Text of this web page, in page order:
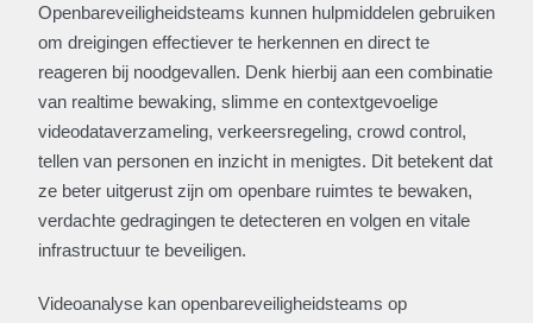
Openbareveiligheidsteams kunnen hulpmiddelen gebruiken
om dreigingen effectiever te herkennen en direct te
reageren bij noodgevallen. Denk hierbij aan een combinatie
van realtime bewaking, slimme en contextgevoelige
videodataverzameling, verkeersregeling, crowd control,
tellen van personen en inzicht in menigtes. Dit betekent dat
ze beter uitgerust zijn om openbare ruimtes te bewaken,
verdachte gedragingen te detecteren en volgen en vitale
infrastructuur te beveiligen.
Videoanalyse kan openbareveiligheidsteams op